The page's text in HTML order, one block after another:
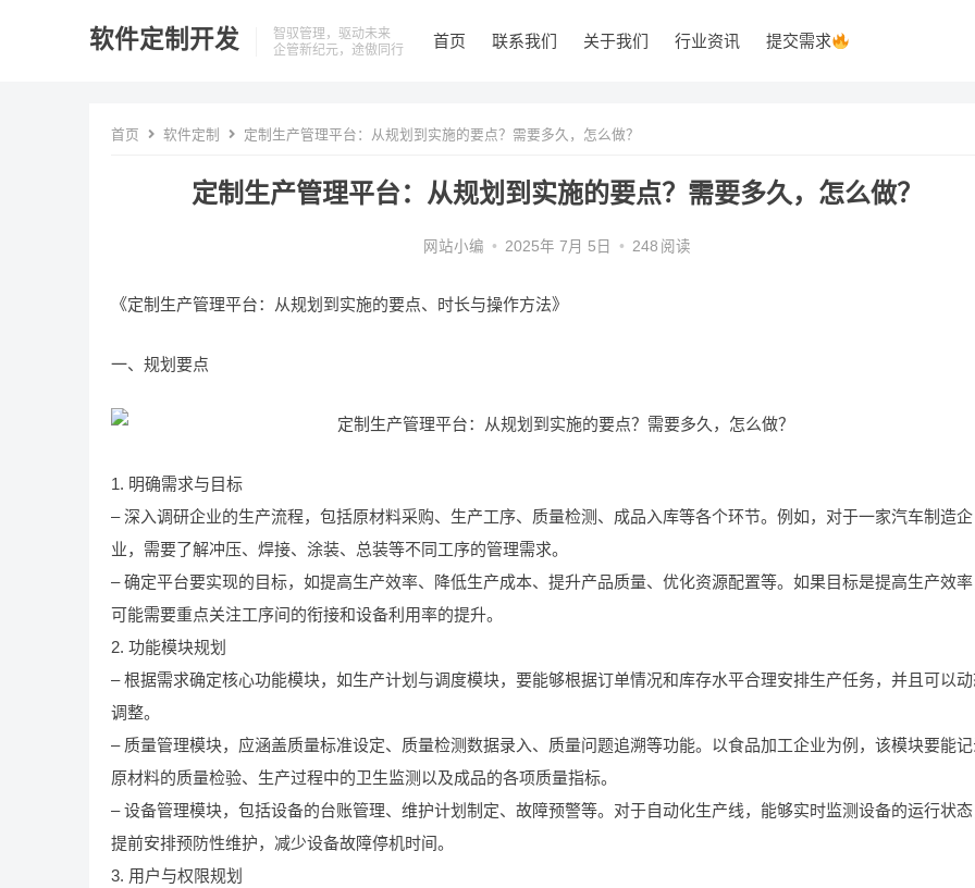
软件定制开发
智驭管理，驱动未来
企管新纪元，途傲同行
首页 联系我们 关于我们 行业资讯 提交需求
首页 软件定制 定制生产管理平台：从规划到实施的要点？需要多久，怎么做？
定制生产管理平台：从规划到实施的要点？需要多久，怎么做？
网站小编 • 2025年 7月 5日 • 248 阅读
《定制生产管理平台：从规划到实施的要点、时长与操作方法》
一、规划要点
1. 明确需求与目标
– 深入调研企业的生产流程，包括原材料采购、生产工序、质量检测、成品入库等各个环节。例如，对于一家汽车制造企
业，需要了解冲压、焊接、涂装、总装等不同工序的管理需求。
– 确定平台要实现的目标，如提高生产效率、降低生产成本、提升产品质量、优化资源配置等。如果目标是提高生产效率
可能需要重点关注工序间的衔接和设备利用率的提升。
2. 功能模块规划
– 根据需求确定核心功能模块，如生产计划与调度模块，要能够根据订单情况和库存水平合理安排生产任务，并且可以
调整。
– 质量管理模块，应涵盖质量标准设定、质量检测数据录入、质量问题追溯等功能。以食品加工企业为例，该模块要能记
原材料的质量检验、生产过程中的卫生监测以及成品的各项质量指标。
– 设备管理模块，包括设备的台账管理、维护计划制定、故障预警等。对于自动化生产线，能够实时监测设备的运行状态
提前安排预防性维护，减少设备故障停机时间。
3. 用户与权限规划